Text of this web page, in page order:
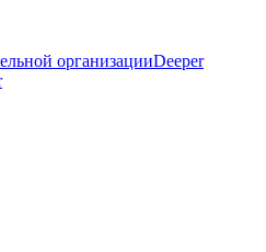
организацииDeeper